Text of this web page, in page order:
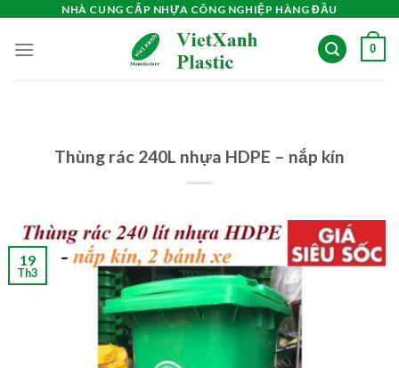
content
NHÀ CUNG CẤP NHỰA CÔNG NGHIỆP HÀNG ĐẦU
0
Thùng rác 240L nhựa HDPE – nắp kín
19
Th3